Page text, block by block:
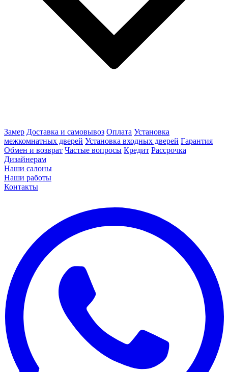
Замер Доставка и самовывоз Оплата Установка
межкомнатных дверей Установка входных дверей Гарантия
Обмен и возврат Частые вопросы Кредит Рассрочка
Дизайнерам
Наши салоны
Наши работы
Контакты